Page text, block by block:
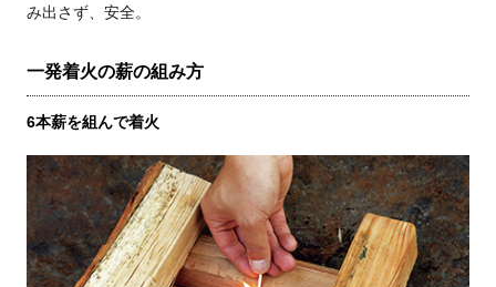
み出さず、安全。
一発着火の薪の組み方
6本薪を組んで着火